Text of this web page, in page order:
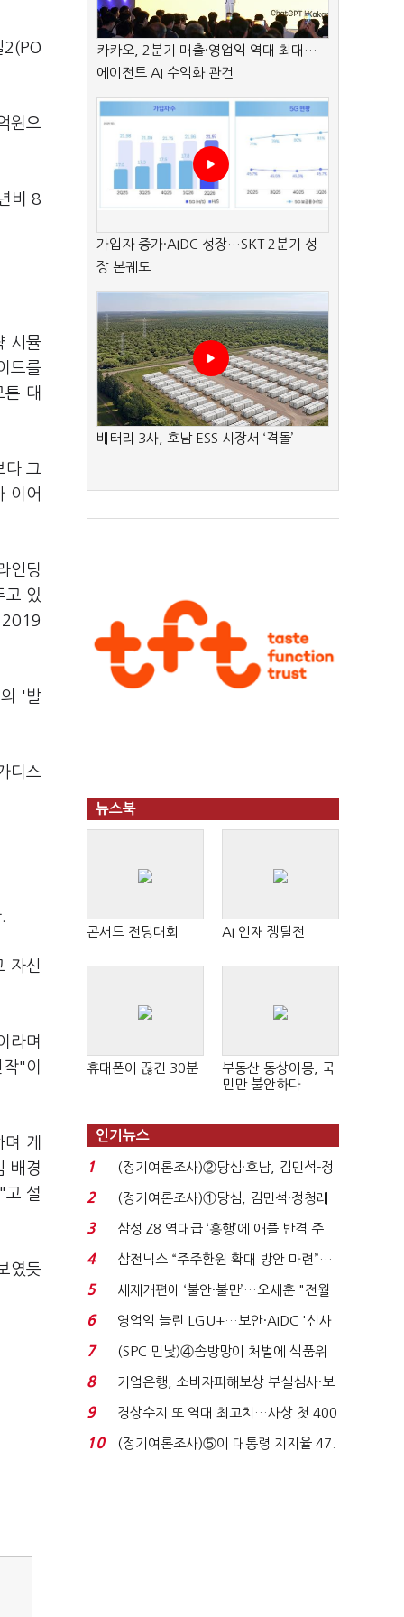
2(PO
원으
비 8
시뮬
트를
대
다 그
이어
인딩
고 있
2019
'발
디스
자신
라며
"이
게
배경
고 설
였듯
카카오, 2분기 매출·영업익 역대 최대…
에이전트 AI 수익화 관건
가입자 증가·AIDC 성장…SKT 2분기 성
장 본궤도
배터리 3사, 호남 ESS 시장서 ‘격돌’
뉴스북
콘서트 전당대회 AI 인재 쟁탈전
휴대폰이 끊긴 30분
부동산 동상이몽, 국
민만 불안하다
인기뉴스
1
(정기여론조사)②당심·호남, 김민석-정
청래 '초접전'...
2
(정기여론조사)①당심, 김민석·정청래
'초접전'…대통령 ...
3
삼성 Z8 역대급 ‘흥행’에 애플 반격 주
목…9월 ‘폴...
4
삼전닉스 “주주환원 확대 방안 마련”…
로이터에 성명...
5
세제개편에 ‘불안·불만’…오세훈 "전월
세 구하기 더 ...
6
영업익 늘린 LGU+…보안·AIDC '신사
업 드라이브'...
7
(SPC 민낯)④솜방망이 처벌에 식품위
생법 위반 반복...
8
기업은행, 소비자피해보상 부실심사·보
이스피싱 공시 ...
9
경상수지 또 역대 최고치…사상 첫 400
억달러에 '3% 성...
10
(정기여론조사)⑤이 대통령 지지율 47.